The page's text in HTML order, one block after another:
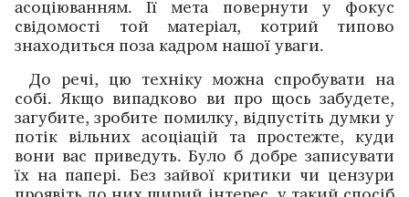
асоціюванням. Її мета повернути у фокус
свідомості той матеріал, котрий типово
знаходиться поза кадром нашої уваги.
До речі, цю техніку можна спробувати на
собі. Якщо випадково ви про щось забудете,
загубите, зробите помилку, відпустіть думки у
потік вільних асоціацій та простежте, куди
вони вас приведуть. Було б добре записувати
їх на папері. Без зайвої критики чи цензури